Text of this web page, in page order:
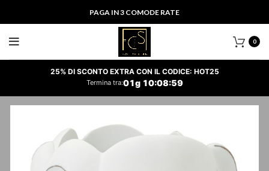
PAGA IN 3 COMODE RATE
0
25% DI SCONTO EXTRA CON IL CODICE: HOT25
Termina tra:01g 10:08:58